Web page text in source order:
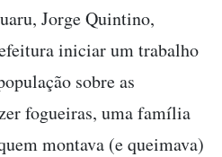
Jorge Quintino,
iniciar um trabalho
sobre as
fogueiras, uma família
montava (e queimava)